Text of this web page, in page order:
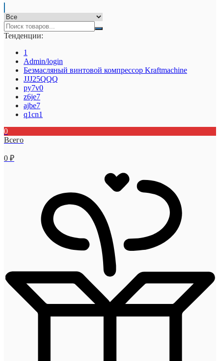
Тенденции:
1
Admin/login
Безмасляный винтовой компрессор Kraftmaсhine
JJJ25QQQ
py7v0
z6je7
ajbe7
q1cn1
0
Всего
0 ₽